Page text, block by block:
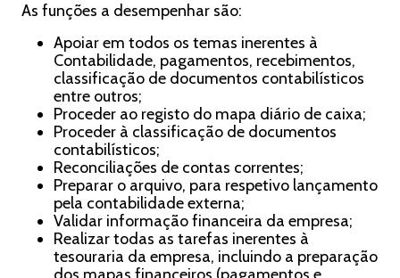
As funções a desempenhar são:
Apoiar em todos os temas inerentes à
Contabilidade, pagamentos, recebimentos,
classificação de documentos contabilísticos
entre outros;
Proceder ao registo do mapa diário de caixa;
Proceder à classificação de documentos
contabilísticos;
Reconciliações de contas correntes;
Preparar o arquivo, para respetivo lançamento
pela contabilidade externa;
Validar informação financeira da empresa;
Realizar todas as tarefas inerentes à
tesouraria da empresa, incluindo a preparação